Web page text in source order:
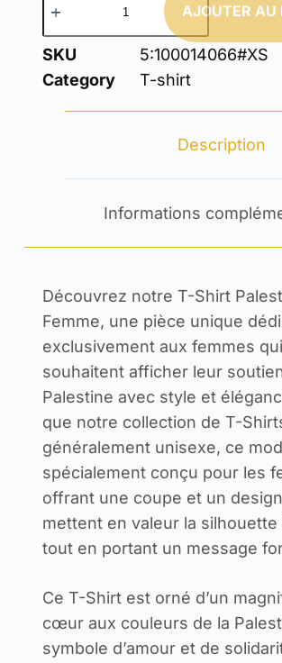
AJOUTER AU
SKU
5:100014066#XS
Category
T-shirt
Description
Informations
Découvrez notre T-Shirt
Femme, une pièce unique
exclusivement aux femmes qui
souhaitent afficher leur
Palestine avec style et
que notre collection de T-
généralement unisexe, ce
spécialement conçu pour les
offrant une coupe et un
mettent en valeur la silhouette
tout en portant un message
Ce T-Shirt est orné d’un
cœur aux couleurs de la
symbole d’amour et de